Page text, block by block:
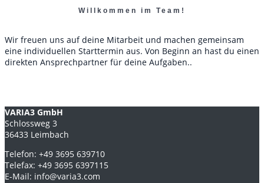
Willkommen im Team!
Wir freuen uns auf deine Mitarbeit und machen gemeinsam
eine individuellen Starttermin aus. Von Beginn an hast du einen
direkten Ansprechpartner für deine Aufgaben..
VARIA3 GmbH
Schlossweg 3
36433 Leimbach
Telefon: +49 3695 639710
Telefax: +49 3695 6397115
E-Mail: info@varia3.com